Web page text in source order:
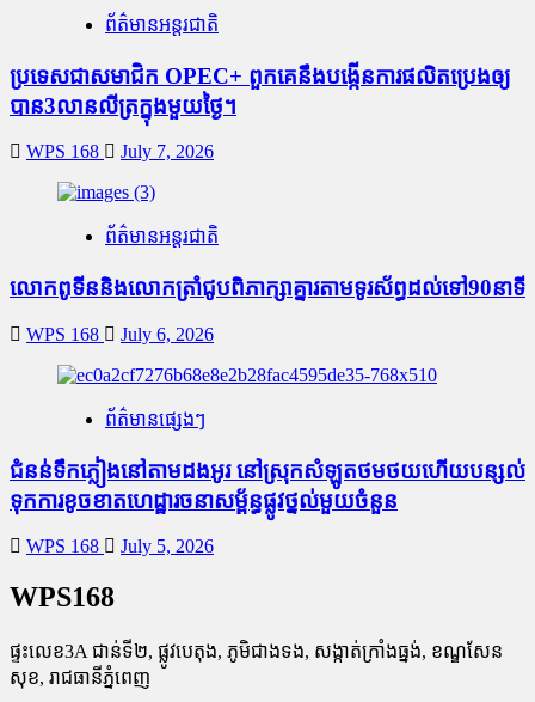
ព័ត៌មានអន្តរជាតិ
ប្រទេសជាសមាជិក OPEC+​ ពួកគេនឹងបង្កើនការផលិតប្រេងឲ្យ
បាន3លានលីត្រក្នុងមួយថ្ងៃ។
WPS 168 July 7, 2026
ព័ត៌មានអន្តរជាតិ
លោកពូទីននិងលោកត្រាំជូបពិភាក្សាគ្នារតាមទូរស័ព្ធដល់ទៅ90នាទី
WPS 168 July 6, 2026
ព័ត៌មានផ្សេងៗ
ជំនន់​ទឹកភ្លៀង​នៅ​តាម​ដងអូរ​ នៅ​ស្រុក​សំឡូត​ថមថយ​ហើយ​បន្សល់​
ទុក​ការ​ខូចខាត​ហេដ្ឋារចនាសម្ព័ន្ធ​ផ្លូវថ្នល់​មួយ​ចំនួន
WPS 168 July 5, 2026
WPS168
ផ្ទះលេខ3A ជាន់ទី២, ផ្លូវបេតុង, ភូមិជាងទង, សង្កាត់ក្រាំងធ្នង់, ខណ្ឌសែន
សុខ, រាជធានីភ្នំពេញ